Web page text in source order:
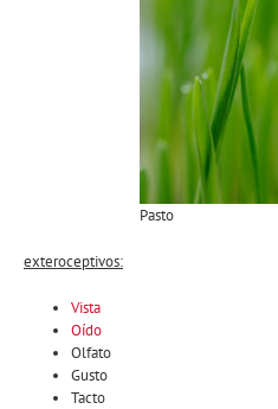
Pasto
exteroceptivos:
Vista
Oído
Olfato
Gusto
Tacto